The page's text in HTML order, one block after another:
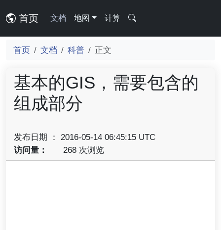
首页 文档 地图 计算
首页 文档 科普 正文
基本的GIS，需要包含的
组成部分
发布日期 ： 2016-05-14 06:45:15 UTC
访问量：
268 次浏览